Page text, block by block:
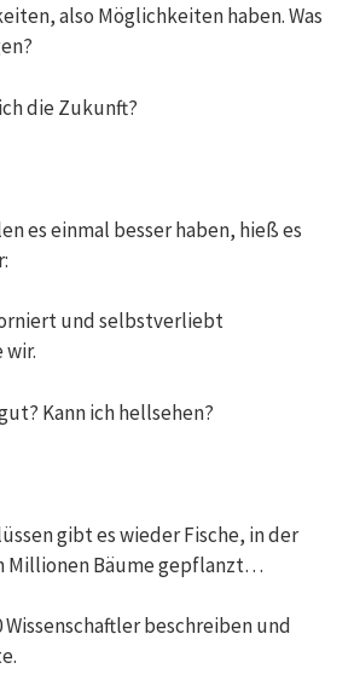
also Möglichkeiten haben. Was
die Zukunft?
es einmal besser haben, hieß es
und selbstverliebt
wir.
Kann ich hellsehen?
gibt es wieder Fische, in der
Millionen Bäume gepflanzt…
Wissenschaftler beschreiben und